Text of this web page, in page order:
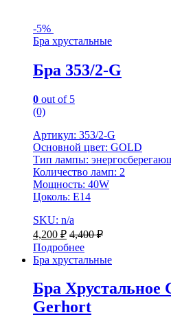
-5%
Бра хрустальные
Бра 353/2-G
0 out of 5
(0)
Артикул: 353/2-G
Основной цвет: GOLD
Тип лампы:
Количество ламп: 2
Мощность: 40W
Цоколь: Е14
SKU: n/a
4,200 ₽ 4,400₽
Подробнее
Бра хрустальные
Бра Хрустальное
Gerhort